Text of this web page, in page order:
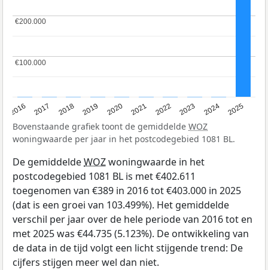
2016 2017 2018 2019 2020 2021 2022 2023 2024 2025
€100.000
€100.000
€200.000
€200.000
Bovenstaande grafiek toont de gemiddelde WOZ
woningwaarde per jaar in het postcodegebied 1081 BL.
De gemiddeldeWOZwoningwaarde in het
postcodegebied 1081 BL is met €402.611
toegenomen van €389 in 2016 tot €403.000 in 2025
(dat is een groei van 103.499%). Het gemiddelde
verschil per jaar over de hele periode van 2016 tot en
met 2025 was €44.735 (5.123%). De ontwikkeling van
de data in de tijd volgt een licht stijgende trend: De
cijfers stijgen meer wel dan niet.